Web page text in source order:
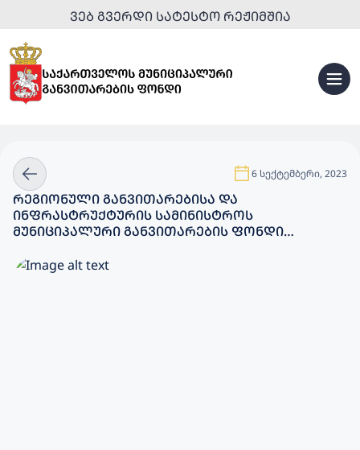
ᲕᲔᲑ ᲒᲕᲔᲠᲓᲘ ᲡᲐᲢᲔᲡᲢᲝ ᲠᲔᲟᲘᲛᲨᲘᲐ
6 სექტემბერი, 2023
ᲠᲔᲒᲘᲝᲜᲣᲚᲘ ᲒᲐᲜᲕᲘᲗᲐᲠᲔᲑᲘᲡᲐ ᲓᲐ
ᲘᲜᲤᲠᲐᲡᲢᲠᲣᲥᲢᲣᲠᲘᲡ ᲡᲐᲛᲘᲜᲘᲡᲢᲠᲝᲡ
ᲛᲣᲜᲘᲪᲘᲞᲐᲚᲣᲠᲘ ᲒᲐᲜᲕᲘᲗᲐᲠᲔᲑᲘᲡ ᲤᲝᲜᲓᲘ
ᲛᲨᲔᲜᲔᲑᲚᲝᲑᲐᲡ ᲐᲮᲝᲠᲪᲘᲔᲚᲔᲑᲡ